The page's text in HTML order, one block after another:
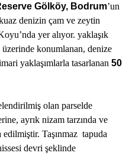
Gölköy, Bodrum’un
denizin çam ve zeytin
yer alıyor. yaklaşık
konumlanan, denize
yaklaşımlarla tasarlanan 50
olan parselde
ayrık nizam tarzında ve
Taşınmaz tapuda
devri şeklinde